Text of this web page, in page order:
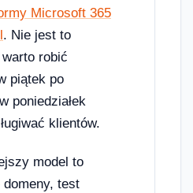
Microsoft 365
. Nie jest to
robić
piątek po
poniedziałek
klientów.
model to
domeny, test